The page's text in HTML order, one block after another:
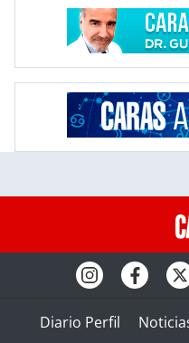
Diario Perfil